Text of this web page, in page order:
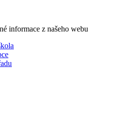
informace z našeho webu